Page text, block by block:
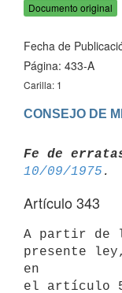
Documento original
Fecha de
Página: 433-A
Carilla: 1
CONSEJO DE
Fe de
10/09/1975
Artículo 343
A partir de
presente
en
el artículo